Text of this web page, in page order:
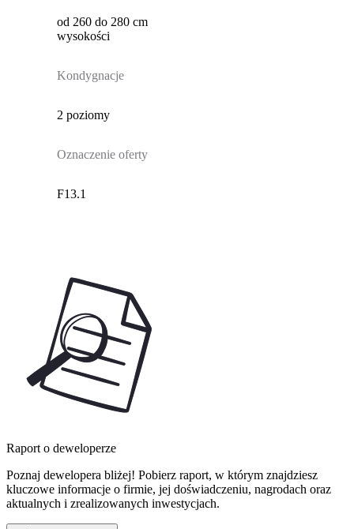
od 260 do 280 cm
wysokości
Kondygnacje
2 poziomy
Oznaczenie oferty
F13.1
Raport o deweloperze
Poznaj dewelopera bliżej! Pobierz raport, w którym znajdziesz
kluczowe informacje o firmie, jej doświadczeniu, nagrodach oraz
aktualnych i zrealizowanych inwestycjach.